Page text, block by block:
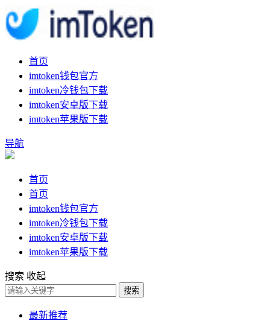
首页
imtoken钱包官方
imtoken冷钱包下载
imtoken安卓版下载
imtoken苹果版下载
导航
首页
首页
imtoken钱包官方
imtoken冷钱包下载
imtoken安卓版下载
imtoken苹果版下载
搜索 收起
搜索
最新推荐